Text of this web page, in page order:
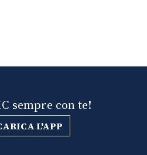
sempre con te!
L'APP